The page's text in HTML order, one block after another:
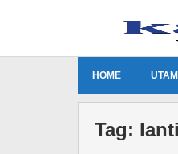
HOME
Tag: